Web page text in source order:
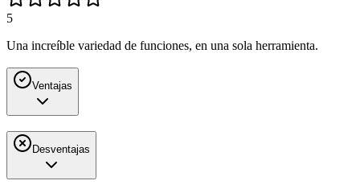
5
Una increíble variedad de funciones, en una sola herramienta.
Ventajas
Desventajas